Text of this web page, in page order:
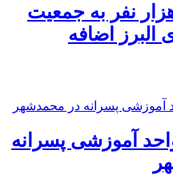
۱۲ هزار نفر به جمعیت
البرز اضافه
آموزشی پسرانه